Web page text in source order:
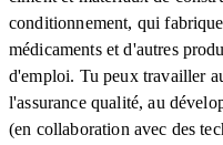
conditionnement, qui
médicaments et d'autres
d'emploi. Tu peux travailler
l'assurance qualité, au
(en collaboration avec des